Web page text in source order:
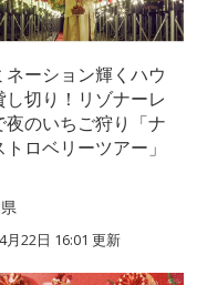
ネーション輝くハウ
し切り！リゾナーレ
夜のいちご狩り「ナ
ロベリーツアー」
月22日 16:01 更新